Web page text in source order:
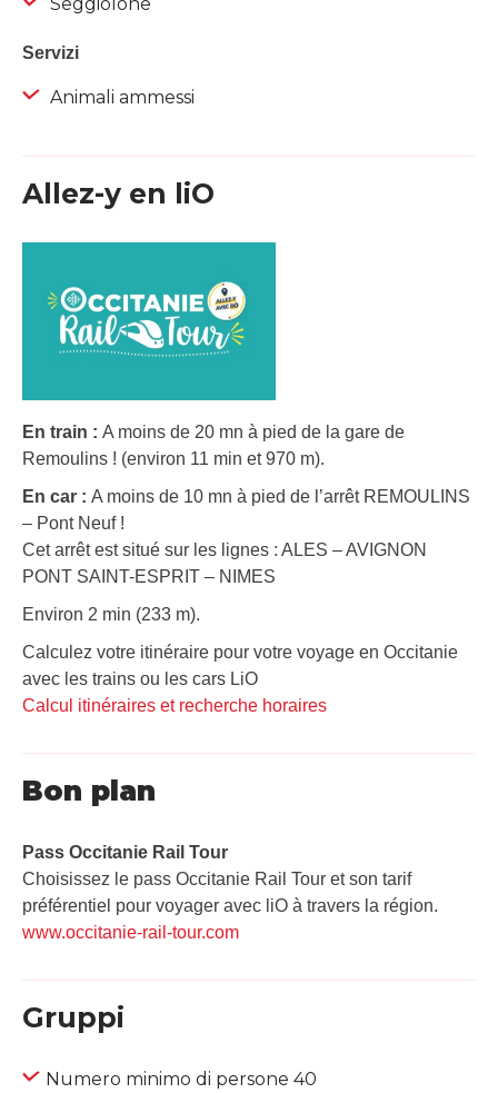
Seggiolone
Servizi
Animali ammessi
Allez-y en liO
En train : A moins de 20 mn à pied de la gare de
Remoulins ! (environ 11 min et 970 m).
En car : A moins de 10 mn à pied de l’arrêt REMOULINS
– Pont Neuf !
Cet arrêt est situé sur les lignes : ALES – AVIGNON
PONT SAINT-ESPRIT – NIMES
Environ 2 min (233 m).
Calculez votre itinéraire pour votre voyage en Occitanie
avec les trains ou les cars LiO
Calcul itinéraires et recherche horaires
Bon plan
Pass Occitanie Rail Tour​
Choisissez le pass Occitanie Rail Tour et son tarif
préférentiel pour voyager avec liO à travers la région.
www.occitanie-rail-tour.com
Gruppi
Numero minimo di persone 40